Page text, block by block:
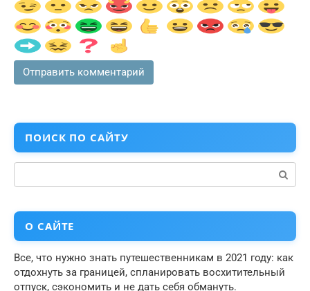
ПОИСК ПО САЙТУ
Поиск:
О САЙТЕ
Все, что нужно знать путешественникам в 2021 году: как
отдохнуть за границей, спланировать восхитительный
отпуск, сэкономить и не дать себя обмануть.